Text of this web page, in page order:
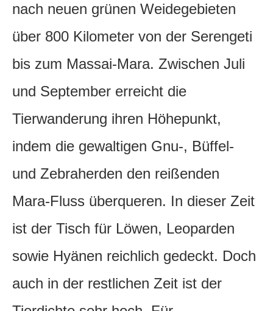
nach neuen grünen Weidegebieten
über 800 Kilometer von der Serengeti
bis zum Massai-Mara. Zwischen Juli
und September erreicht die
Tierwanderung ihren Höhepunkt,
indem die gewaltigen Gnu-, Büffel-
und Zebraherden den reißenden
Mara-Fluss überqueren. In dieser Zeit
ist der Tisch für Löwen, Leoparden
sowie Hyänen reichlich gedeckt. Doch
auch in der restlichen Zeit ist der